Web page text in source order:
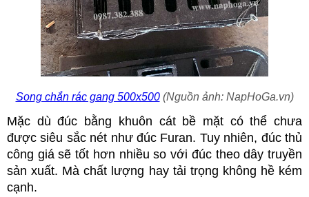
Song chắn rác gang 500x500(Nguồn ảnh: NapHoGa.vn)
Mặc dù đúc bằng khuôn cát bề mặt có thể chưa
được siêu sắc nét như đúc Furan. Tuy nhiên, đúc thủ
công giá sẽ tốt hơn nhiều so với đúc theo dây truyền
sản xuất. Mà chất lượng hay tải trọng không hề kém
cạnh.